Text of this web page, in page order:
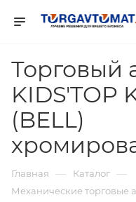
Торговый
KIDS'TOP
(BELL)
Главная — Каталог —
Механические торговые